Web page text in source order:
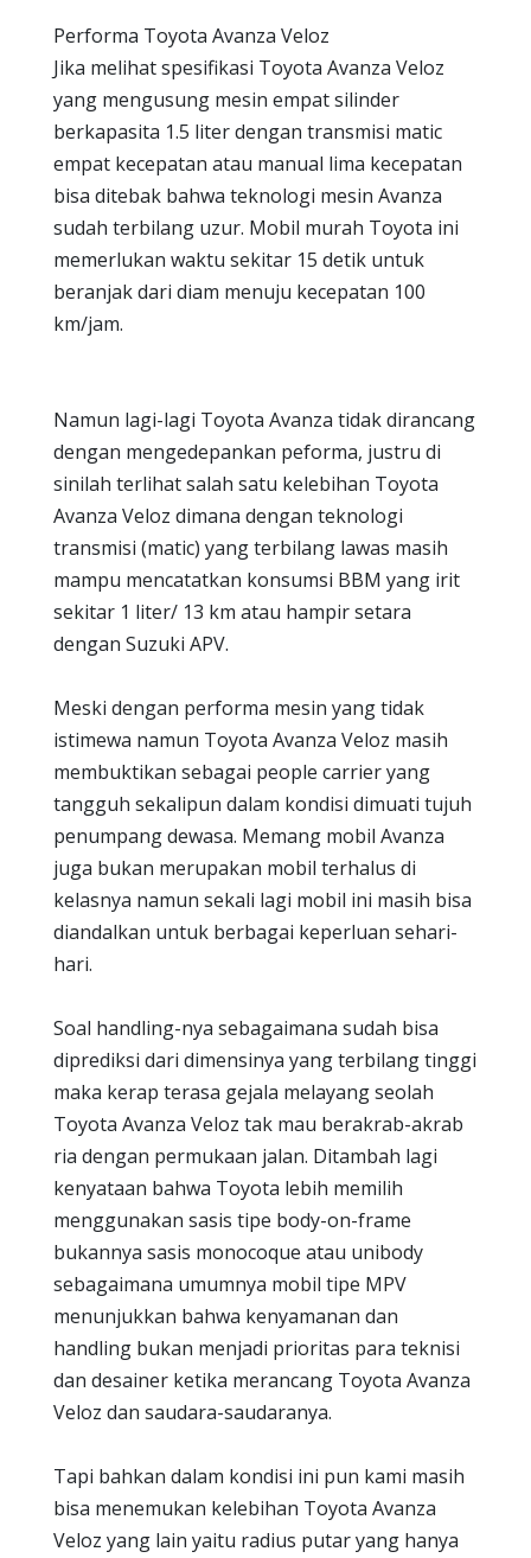
Performa Toyota Avanza Veloz
Jika melihat spesifikasi Toyota Avanza Veloz
yang mengusung mesin empat silinder
berkapasita 1.5 liter dengan transmisi matic
empat kecepatan atau manual lima kecepatan
bisa ditebak bahwa teknologi mesin Avanza
sudah terbilang uzur. Mobil murah Toyota ini
memerlukan waktu sekitar 15 detik untuk
beranjak dari diam menuju kecepatan 100
km/jam.
Namun lagi-lagi Toyota Avanza tidak dirancang
dengan mengedepankan peforma, justru di
sinilah terlihat salah satu kelebihan Toyota
Avanza Veloz dimana dengan teknologi
transmisi (matic) yang terbilang lawas masih
mampu mencatatkan konsumsi BBM yang irit
sekitar 1 liter/ 13 km atau hampir setara
dengan Suzuki APV.
Meski dengan performa mesin yang tidak
istimewa namun Toyota Avanza Veloz masih
membuktikan sebagai people carrier yang
tangguh sekalipun dalam kondisi dimuati tujuh
penumpang dewasa. Memang mobil Avanza
juga bukan merupakan mobil terhalus di
kelasnya namun sekali lagi mobil ini masih bisa
diandalkan untuk berbagai keperluan sehari-
hari.
Soal handling-nya sebagaimana sudah bisa
diprediksi dari dimensinya yang terbilang tinggi
maka kerap terasa gejala melayang seolah
Toyota Avanza Veloz tak mau berakrab-akrab
ria dengan permukaan jalan. Ditambah lagi
kenyataan bahwa Toyota lebih memilih
menggunakan sasis tipe body-on-frame
bukannya sasis monocoque atau unibody
sebagaimana umumnya mobil tipe MPV
menunjukkan bahwa kenyamanan dan
handling bukan menjadi prioritas para teknisi
dan desainer ketika merancang Toyota Avanza
Veloz dan saudara-saudaranya.
Tapi bahkan dalam kondisi ini pun kami masih
bisa menemukan kelebihan Toyota Avanza
Veloz yang lain yaitu radius putar yang hanya